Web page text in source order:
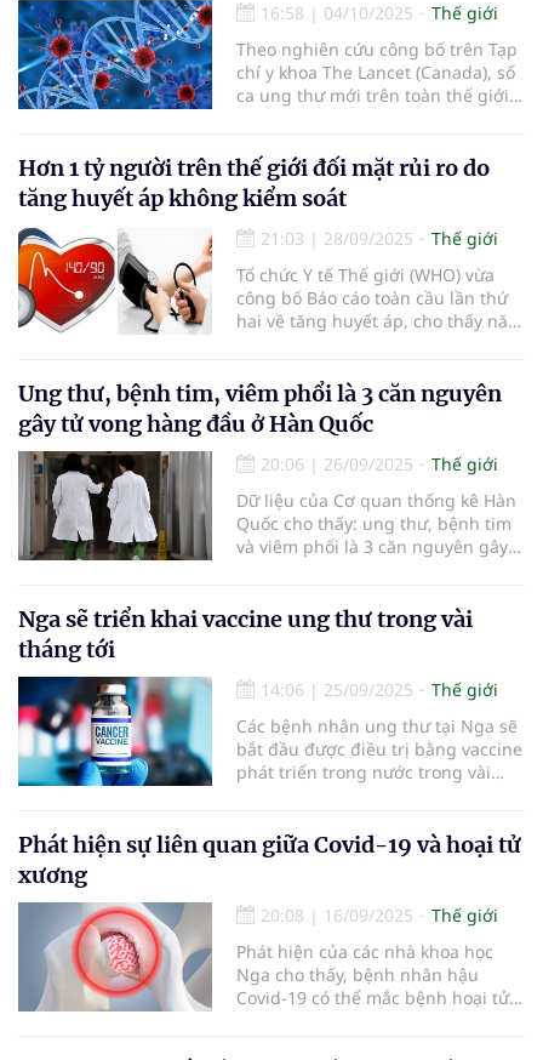
16:58 | 04/10/2025
Thế giới
Theo nghiên cứu công bố trên Tạp
chí y khoa The Lancet (Canada), số
ca ung thư mới trên toàn thế giới
Hơn 1 tỷ người trên thế giới đối mặt rủi ro do
tăng huyết áp không kiểm soát
21:03 | 28/09/2025
Thế giới
Tổ chức Y tế Thế giới (WHO) vừa
công bố Báo cáo toàn cầu lần thứ
hai về tăng huyết áp, cho thấy năm
Ung thư, bệnh tim, viêm phổi là 3 căn nguyên
gây tử vong hàng đầu ở Hàn Quốc
20:06 | 26/09/2025
Thế giới
Dữ liệu của Cơ quan thống kê Hàn
Quốc cho thấy: ung thư, bệnh tim
và viêm phổi là 3 căn nguyên gây
Nga sẽ triển khai vaccine ung thư trong vài
tháng tới
14:06 | 25/09/2025
Thế giới
Các bệnh nhân ung thư tại Nga sẽ
bắt đầu được điều trị bằng vaccine
phát triển trong nước trong vài
Phát hiện sự liên quan giữa Covid-19 và hoại tử
xương
20:08 | 16/09/2025
Thế giới
Phát hiện của các nhà khoa học
Nga cho thấy, bệnh nhân hậu
Covid-19 có thể mắc bệnh hoại tử